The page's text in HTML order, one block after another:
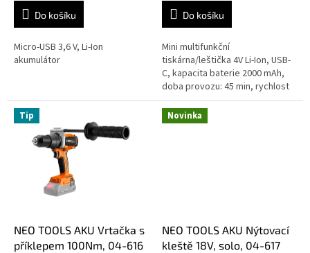
Do košíku
Micro-USB 3,6 V, Li-Ion
akumulátor
Do košíku
Mini multifunkční
tiskárna/leštička 4V Li-Ion, USB-
C, kapacita baterie 2000 mAh,
doba provozu: 45 min, rychlost
bez zátěže: 2,5 l/100 km: M10,
průměr kotouče 65 mm,
pogumovaná...
Tip
NEO TOOLS AKU Vrtačka s
příklepem 100Nm, 04-616
Novinka
NEO TOOLS AKU Nýtovací
kleště 18V, solo, 04-617